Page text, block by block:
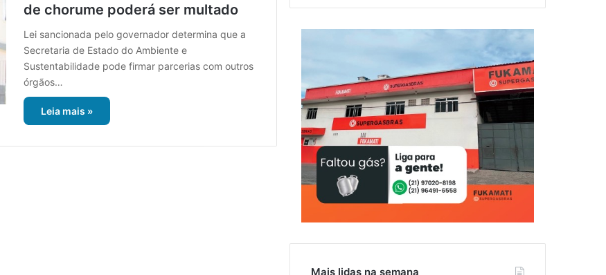
de chorume poderá ser multado
Lei sancionada pelo governador determina que a
Secretaria de Estado do Ambiente e
Sustentabilidade pode firmar parcerias com outros
órgãos…
Leia mais »
Mais lidas na semana